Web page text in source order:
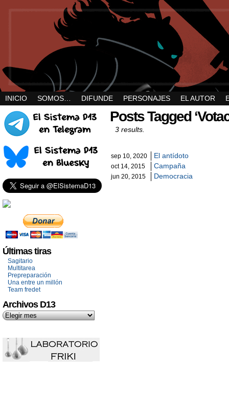
INICIO SOMOS… DIFUNDE PERSONAJES EL AUTOR
Últimas tiras
Sagitario
Multitarea
Prepreparación
Una entre un millón
Team fredet
Archivos D13
Posts Tagged
3 results.
sep 10, 2020 El antídoto
oct 14, 2015 Campaña
jun 20, 2015 Democracia